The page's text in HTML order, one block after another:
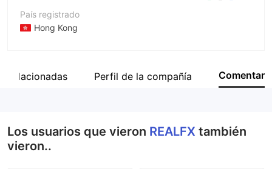
País registrado
Hong Kong
Empresa
Relacionadas Perfil de la compañía Comentar
Los usuarios que vieron REALFX también
vieron..